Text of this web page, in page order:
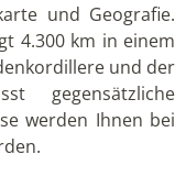
und Geografie.
4.300 km in einem
und der
gegensätzliche
werden Ihnen bei